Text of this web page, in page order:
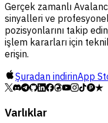
Gerçek zamanlı
sinyalleri ve
pozisyonlarını takip
işlem kararları için
erişin.
Şuradan indirinApp
Varlıklar